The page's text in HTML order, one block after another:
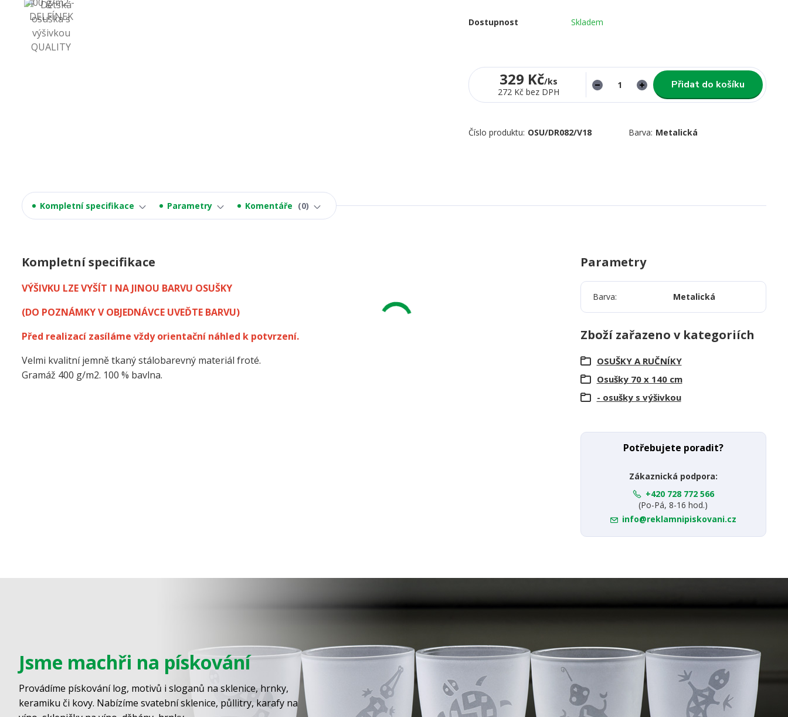
Dostupnost Skladem
329 Kč/ks
272 Kč bez DPH
Přidat do košíku
Číslo produktu: OSU/DR082/V18 Barva: Metalická
Kompletní specifikace Parametry Komentáře 0
Kompletní specifikace
VÝŠIVKU LZE VYŠÍT I NA JINOU BARVU OSUŠKY
(DO POZNÁMKY V OBJEDNÁVCE UVEĎTE BARVU)
Před realizací zasíláme vždy orientační náhled k potvrzení.
Velmi kvalitní jemně tkaný stálobarevný materiál froté.
Gramáž 400 g/m2. 100 % bavlna.
Parametry
Barva Metalická
Zboží zařazeno v kategoriích
OSUŠKY A RUČNÍKY
Osušky 70 x 140 cm
- osušky s výšivkou
Potřebujete poradit?
Zákaznická podpora:
+420 728 772 566
(Po-Pá, 8-16 hod.)
info@reklamnipiskovani.cz
Jsme machři na pískování
Provádíme pískování log, motivů i sloganů na sklenice, hrnky,
keramiku či kovy. Nabízíme svatební sklenice, půllitry, karafy na